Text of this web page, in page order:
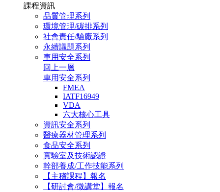
課程資訊
品質管理系列
環境管理/碳排系列
社會責任/驗廠系列
永續議題系列
車用安全系列
回上一層
車用安全系列
FMEA
IATF16949
VDA
六大核心工具
資訊安全系列
醫療器材管理系列
食品安全系列
實驗室及技術認證
幹部養成/工作技能系列
【主稽課程】報名
【研討會/微講堂】報名